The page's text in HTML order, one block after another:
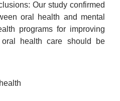
Our study confirmed
oral health and mental
programs for improving
oral health care should be